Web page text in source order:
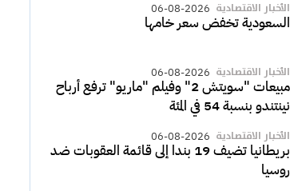
الأخبار الاقتصادية 06-08-2026
السعودية تخفض سعر خامها
الأخبار الاقتصادية 06-08-2026
مبيعات "سويتش 2" وفيلم "ماريو" ترفع أرباح
نينتندو بنسبة 54 في المئة
الأخبار الاقتصادية 06-08-2026
بريطانيا تضيف 19 بندا إلى قائمة العقوبات ضد
روسيا